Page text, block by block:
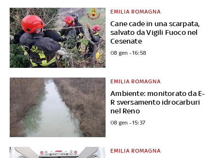
Cane cade in una scarpata,
salvato da Vigili Fuoco nel
Cesenate
EMILIA ROMAGNA
08 gen - 16:58
Ambiente: monitorato da E-
R sversamento idrocarburi
nel Reno
EMILIA ROMAGNA
08 gen - 15:37
EMILIA ROMAGNA